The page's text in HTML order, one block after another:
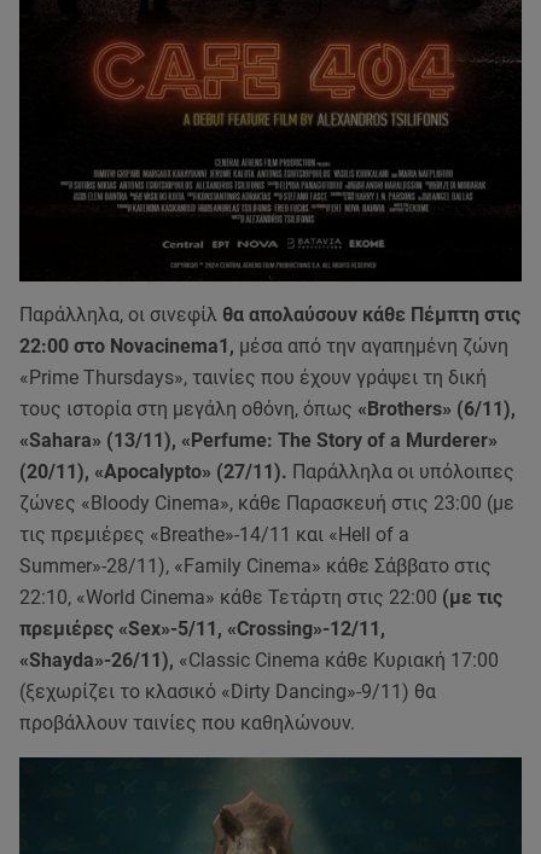
Παράλληλα, οι σινεφίλ θα απολαύσουν κάθε Πέμπτη στις
22:00 στο Novacinema1, μέσα από την αγαπημένη ζώνη
«Prime Thursdays», ταινίες που έχουν γράψει τη δική
τους ιστορία στη μεγάλη οθόνη, όπως «Brothers» (6/11),
«Sahara» (13/11), «Perfume: The Story of a Murderer»
(20/11), «Apocalypto» (27/11). Παράλληλα οι υπόλοιπες
ζώνες «Bloody Cinema», κάθε Παρασκευή στις 23:00 (με
τις πρεμιέρες «Breathe»-14/11 και «Hell of a
Summer»-28/11), «Family Cinema» κάθε Σάββατο στις
22:10, «World Cinema» κάθε Τετάρτη στις 22:00 (με τις
πρεμιέρες «Sex»-5/11, «Crossing»-12/11,
«Shayda»-26/11), «Classic Cinema κάθε Κυριακή 17:00
(ξεχωρίζει το κλασικό «Dirty Dancing»-9/11) θα
προβάλλουν ταινίες που καθηλώνουν.